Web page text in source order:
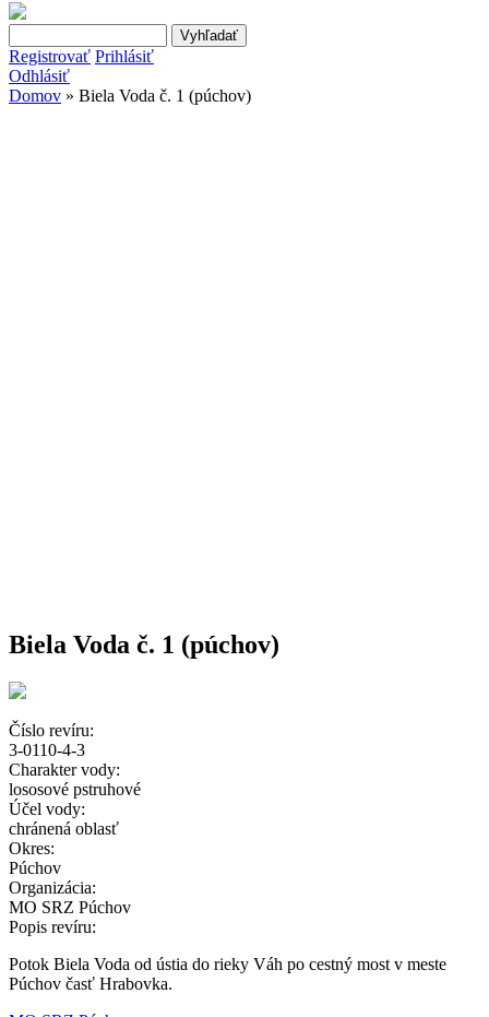
Vyhľadávanie
Registrovať Prihlásiť
Odhlásiť
Domov » Biela Voda č. 1 (púchov)
Biela Voda č. 1 (púchov)
Číslo revíru:
3-0110-4-3
Charakter vody:
lososové pstruhové
Účel vody:
chránená oblasť
Okres:
Púchov
Organizácia:
MO SRZ Púchov
Popis revíru:
Potok Biela Voda od ústia do rieky Váh po cestný most v meste
Púchov časť Hrabovka.